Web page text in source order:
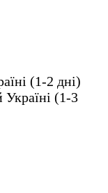
(1-2 дні)
Україні (1-3